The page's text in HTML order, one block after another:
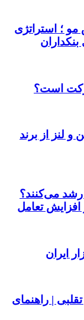
؛ استراتژی
بنکداران
است؟
و لنز از برند
رشد می‌کنند؟
تعامل
ایران
| راهنمای